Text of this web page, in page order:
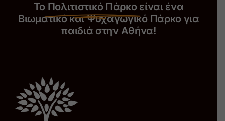
Το Πολιτιστικό Πάρκο είναι ένα
Βιωματικό και Ψυχαγωγικό Πάρκο για
παιδιά στην Αθήνα!